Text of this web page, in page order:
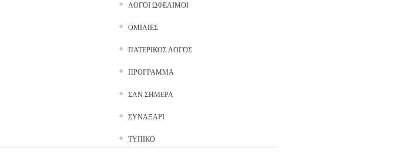
ΛΌΓΟΙ ΩΦΈΛΙΜΟΙ
ΟΜΙΛΊΕΣ
ΠΑΤΕΡΙΚΌΣ ΛΌΓΟΣ
ΠΡΌΓΡΑΜΜΑ
ΣΑΝ ΣΉΜΕΡΑ
ΣΥΝΑΞΆΡΙ
ΤΥΠΙΚΌ